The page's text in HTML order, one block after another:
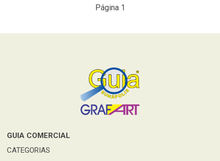
Página 1
GUIA COMERCIAL
CATEGORIAS